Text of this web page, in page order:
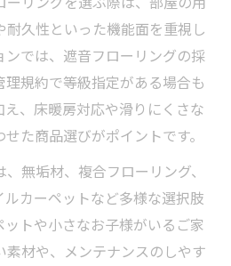
久性といった機能面を重視し
ンでは、遮音フローリングの採
規約で等級指定がある場合も
、床暖房対応や滑りにくさな
た商品選びがポイントです。
無垢材、複合フローリング、
カーペットなど多様な選択肢
トや小さなお子様がいるご家
材や、メンテナンスのしやす